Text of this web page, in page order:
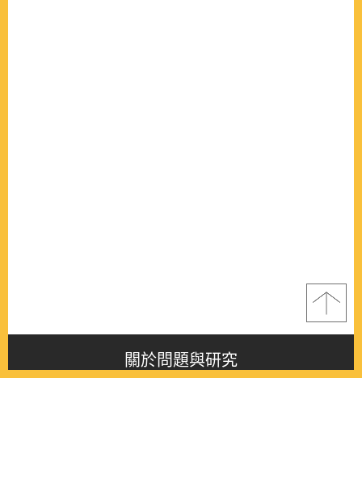
關於問題與研究
About this journal